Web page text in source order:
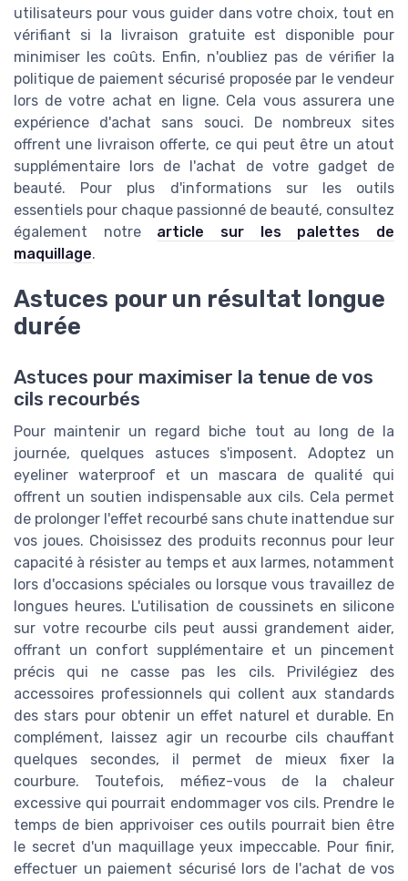
utilisateurs pour vous guider dans votre choix, tout en
vérifiant si la livraison gratuite est disponible pour
minimiser les coûts. Enfin, n'oubliez pas de vérifier la
politique de paiement sécurisé proposée par le vendeur
lors de votre achat en ligne. Cela vous assurera une
expérience d'achat sans souci. De nombreux sites
offrent une livraison offerte, ce qui peut être un atout
supplémentaire lors de l'achat de votre gadget de
beauté. Pour plus d'informations sur les outils
essentiels pour chaque passionné de beauté, consultez
également notre article sur les palettes de
maquillage.
Astuces pour un résultat longue
durée
Astuces pour maximiser la tenue de vos
cils recourbés
Pour maintenir un regard biche tout au long de la
journée, quelques astuces s'imposent. Adoptez un
eyeliner waterproof et un mascara de qualité qui
offrent un soutien indispensable aux cils. Cela permet
de prolonger l'effet recourbé sans chute inattendue sur
vos joues. Choisissez des produits reconnus pour leur
capacité à résister au temps et aux larmes, notamment
lors d'occasions spéciales ou lorsque vous travaillez de
longues heures. L'utilisation de coussinets en silicone
sur votre recourbe cils peut aussi grandement aider,
offrant un confort supplémentaire et un pincement
précis qui ne casse pas les cils. Privilégiez des
accessoires professionnels qui collent aux standards
des stars pour obtenir un effet naturel et durable. En
complément, laissez agir un recourbe cils chauffant
quelques secondes, il permet de mieux fixer la
courbure. Toutefois, méfiez-vous de la chaleur
excessive qui pourrait endommager vos cils. Prendre le
temps de bien apprivoiser ces outils pourrait bien être
le secret d'un maquillage yeux impeccable. Pour finir,
effectuer un paiement sécurisé lors de l'achat de vos